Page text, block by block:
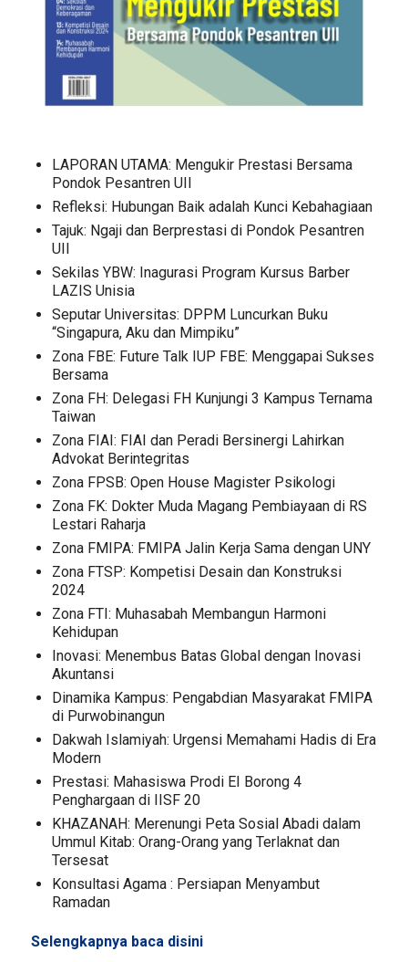
LAPORAN UTAMA: Mengukir Prestasi Bersama
Pondok Pesantren UII
Refleksi: Hubungan Baik adalah Kunci Kebahagiaan
Tajuk: Ngaji dan Berprestasi di Pondok Pesantren
UII
Sekilas YBW: Inagurasi Program Kursus Barber
LAZIS Unisia
Seputar Universitas: DPPM Luncurkan Buku
“Singapura, Aku dan Mimpiku”
Zona FBE: Future Talk IUP FBE: Menggapai Sukses
Bersama
Zona FH: Delegasi FH Kunjungi 3 Kampus Ternama
Taiwan
Zona FIAI: FIAI dan Peradi Bersinergi Lahirkan
Advokat Berintegritas
Zona FPSB: Open House Magister Psikologi
Zona FK: Dokter Muda Magang Pembiayaan di RS
Lestari Raharja
Zona FMIPA: FMIPA Jalin Kerja Sama dengan UNY
Zona FTSP: Kompetisi Desain dan Konstruksi
2024
Zona FTI: Muhasabah Membangun Harmoni
Kehidupan
Inovasi: Menembus Batas Global dengan Inovasi
Akuntansi
Dinamika Kampus: Pengabdian Masyarakat FMIPA
di Purwobinangun
Dakwah Islamiyah: Urgensi Memahami Hadis di Era
Modern
Prestasi: Mahasiswa Prodi EI Borong 4
Penghargaan di IISF 20
KHAZANAH: Merenungi Peta Sosial Abadi dalam
Ummul Kitab: Orang-Orang yang Terlaknat dan
Tersesat
Konsultasi Agama : Persiapan Menyambut
Ramadan
Selengkapnya baca disini